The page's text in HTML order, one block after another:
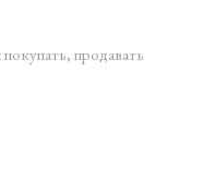
продавать